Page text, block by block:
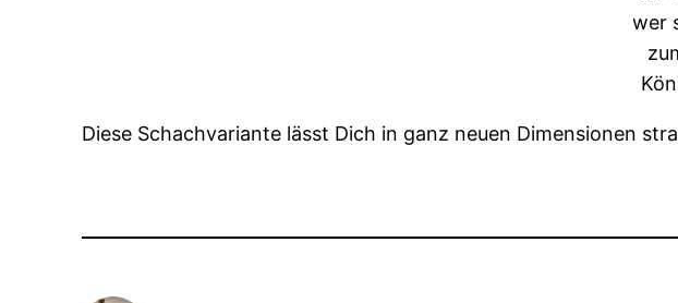
wer
Diese Schachvariante lässt Dich in ganz neuen Dimensionen